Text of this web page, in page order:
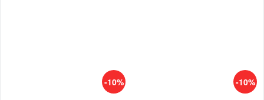
-10% -10%